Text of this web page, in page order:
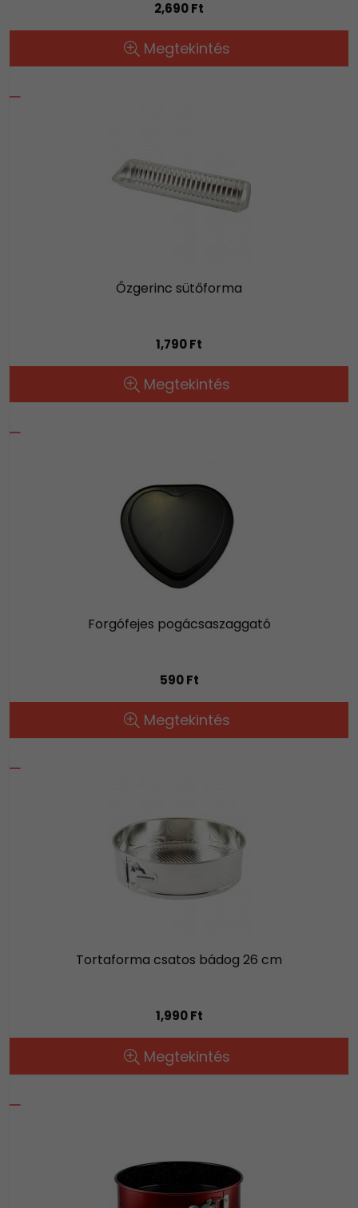
2,690 Ft
Megtekintés
Őzgerinc sütőforma
1,790 Ft
Megtekintés
Forgófejes pogácsaszaggató
590 Ft
Megtekintés
Tortaforma csatos bádog 26 cm
1,990 Ft
Megtekintés